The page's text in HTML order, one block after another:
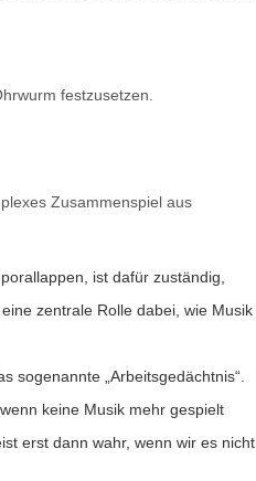
festzusetzen.
Zusammenspiel aus
ist dafür zuständig,
zentrale Rolle dabei, wie Musik
sogenannte „Arbeitsgedächtnis“.
keine Musik mehr gespielt
erst dann wahr, wenn wir es nicht